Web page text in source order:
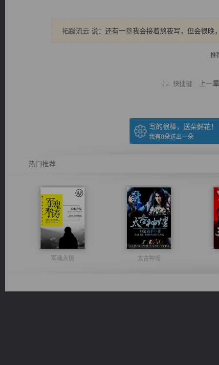
拓跋流云 说：还有一章我会接着熬夜写，但会很晚
推
（← 快捷键 上一章
写的很棒，送朵鲜花！
我有0朵送出一朵
热门推荐
军魂永铸 太古神煌